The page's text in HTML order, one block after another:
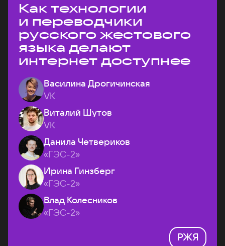
Как технологии
и переводчики
русского жестового
языка делают
интернет доступнее
Василина Дрогичинская
VK
Виталий Шутов
VK
Данила Четвериков
«ГЭС-2»
Ирина Гинзберг
«ГЭС-2»
Влад Колесников
«ГЭС-2»
РЖЯ